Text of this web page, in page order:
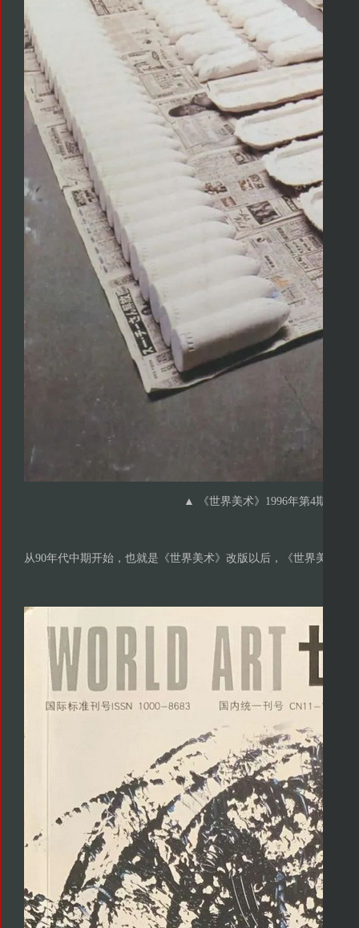
▲ 《世界美术》1996年第4期
从90年代中期开始，也就是《世界美术》改版以后，《世界美术